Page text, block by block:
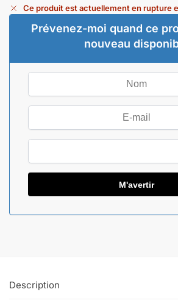
Ce produit est actuellement en rupture
Prévenez-moi quand ce
nouveau
Description